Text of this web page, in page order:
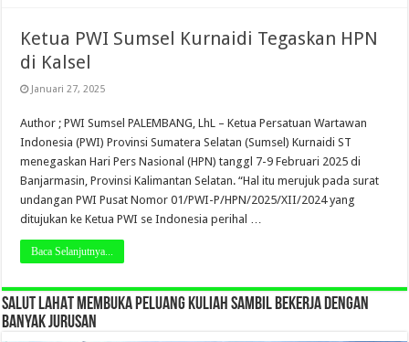
Ketua PWI Sumsel Kurnaidi Tegaskan HPN
di Kalsel
Januari 27, 2025
Author ; PWI Sumsel PALEMBANG, LhL – Ketua Persatuan Wartawan
Indonesia (PWI) Provinsi Sumatera Selatan (Sumsel) Kurnaidi ST
menegaskan Hari Pers Nasional (HPN) tanggl 7-9 Februari 2025 di
Banjarmasin, Provinsi Kalimantan Selatan. “Hal itu merujuk pada surat
undangan PWI Pusat Nomor 01/PWI-P/HPN/2025/XII/2024 yang
ditujukan ke Ketua PWI se Indonesia perihal …
Baca Selanjutnya...
SALUT LAHAT MEMBUKA PELUANG KULIAH SAMBIL BEKERJA DENGAN
BANYAK JURUSAN